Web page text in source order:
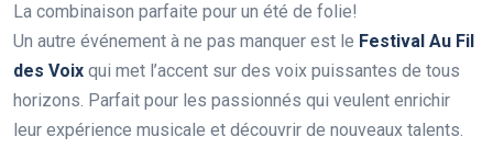
La combinaison parfaite pour un été de folie!
Un autre événement à ne pas manquer est le Festival Au Fil
des Voix qui met l’accent sur des voix puissantes de tous
horizons. Parfait pour les passionnés qui veulent enrichir
leur expérience musicale et découvrir de nouveaux talents.